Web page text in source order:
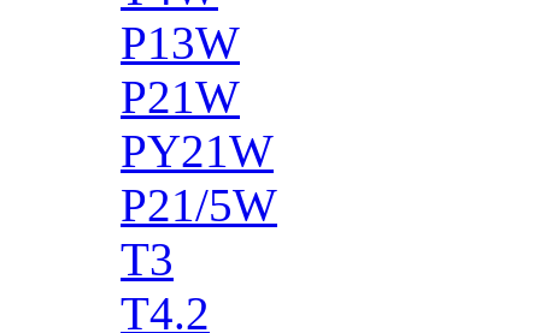
P13W
P21W
PY21W
P21/5W
T3
T4.2